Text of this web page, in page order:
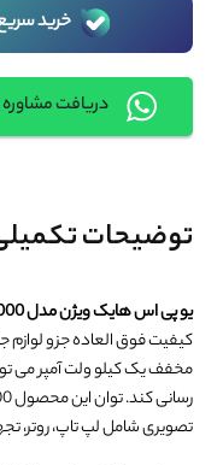
خرید
دریافت
توضیحات
یو پی اس هایک ویژن مدل DS-UPS1000
مخفف یک کیلو ولت آمپر می
تصویری شامل لپ تاپ، روتر،